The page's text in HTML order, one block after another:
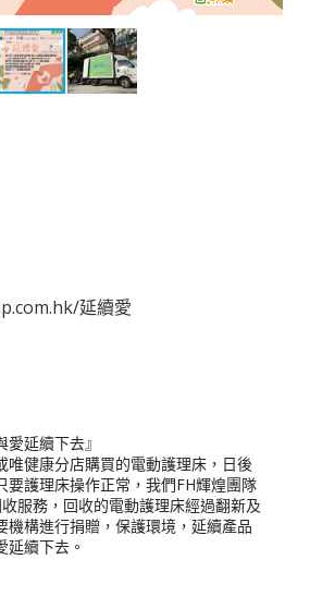
延續愛
愛延續下去』
唯健康分店購買的電動護理床，日後
要護理床操作正常，我們FH輝煌團隊
服務，回收的電動護理床經過翻新及
機構進行捐贈，保護環境，延續產品
延續下去。